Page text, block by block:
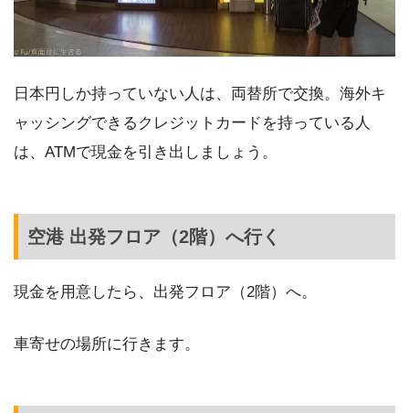
日本円しか持っていない人は、両替所で交換。海外キ
ャッシングできるクレジットカードを持っている人
は、ATMで現金を引き出しましょう。
空港 出発フロア（2階）へ行く
現金を用意したら、出発フロア（2階）へ。
車寄せの場所に行きます。